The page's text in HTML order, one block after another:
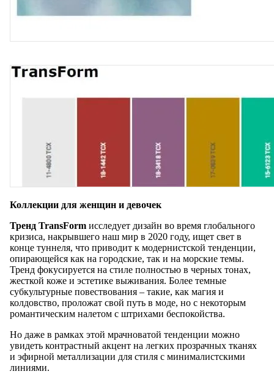
Коллекции для женщин и девочек
Тренд TransForm исследует дизайн во время глобального
кризиса, накрывшего наш мир в 2020 году, ищет свет в
конце туннеля, что приводит к модернистской тенденции,
опирающейся как на городские, так и на морские темы.
Тренд фокусируется на стиле полностью в черных тонах,
жесткой коже и эстетике выживания. Более темные
субкультурные повествования – такие, как магия и
колдовство, проложат свой путь в моде, но с некоторым
романтическим налетом с штрихами беспокойства.
Но даже в рамках этой мрачноватой тенденции можно
увидеть контрастный акцент на легких прозрачных тканях
и эфирной металлизации для стиля с минималистскими
линиями.